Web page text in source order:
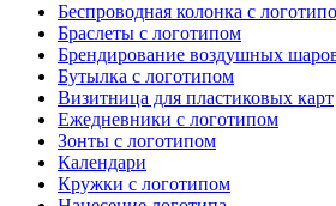
Беспроводная колонка с
Браслеты с логотипом
Брендирование воздушных
Бутылка с логотипом
Визитница для пластиковых карт
Ежедневники с логотипом
Зонты с логотипом
Календари
Кружки с логотипом